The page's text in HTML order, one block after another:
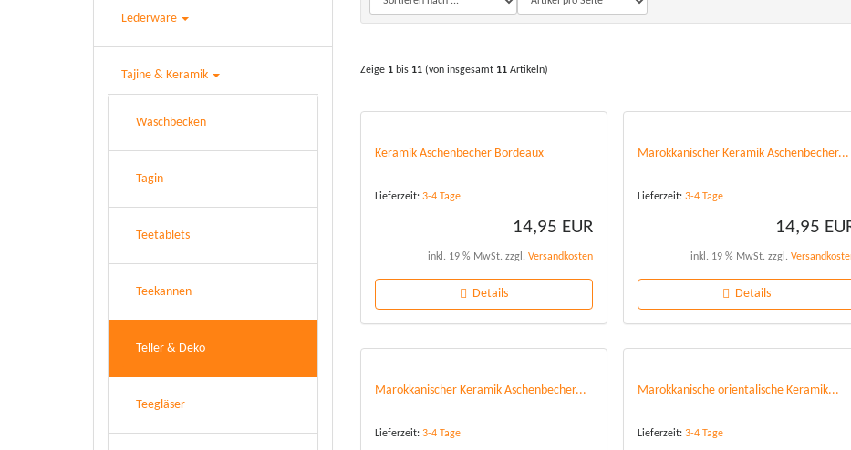
Lederware
Tajine & Keramik
Waschbecken
Tagin
Teetablets
Teekannen
Teller & Deko
Teegläser
Zeige 1bis 11(von insgesamt 11Artikeln)
Keramik Aschenbecher Bordeaux
Lieferzeit: 3-4 Tage
14,95 EUR
inkl. 19 % MwSt. zzgl. Versandkosten
Details
Marokkanischer Keramik Aschenbecher...
Lieferzeit: 3-4 Tage
14,95
inkl. 19 % MwSt. zzgl.
Details
Marokkanischer Keramik Aschenbecher...
Lieferzeit: 3-4 Tage
Marokkanische orientalische Keramik...
Lieferzeit: 3-4 Tage